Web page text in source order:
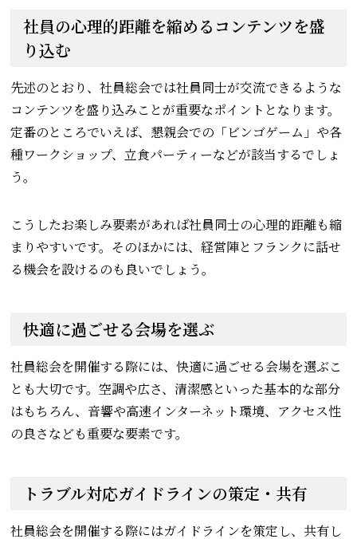
社員の心理的距離を縮めるコンテンツを盛
り込む
先述のとおり、社員総会では社員同士が交流できるような
コンテンツを盛り込みことが重要なポイントとなります。
定番のところでいえば、懇親会での「ビンゴゲーム」や各
種ワークショップ、立食パーティーなどが該当するでしょ
う。
こうしたお楽しみ要素があれば社員同士の心理的距離も縮
まりやすいです。そのほかには、経営陣とフランクに話せ
る機会を設けるのも良いでしょう。
快適に過ごせる会場を選ぶ
社員総会を開催する際には、快適に過ごせる会場を選ぶこ
とも大切です。空調や広さ、清潔感といった基本的な部分
はもちろん、音響や高速インターネット環境、アクセス性
の良さなども重要な要素です。
トラブル対応ガイドラインの策定・共有
社員総会を開催する際にはガイドラインを策定し、共有し